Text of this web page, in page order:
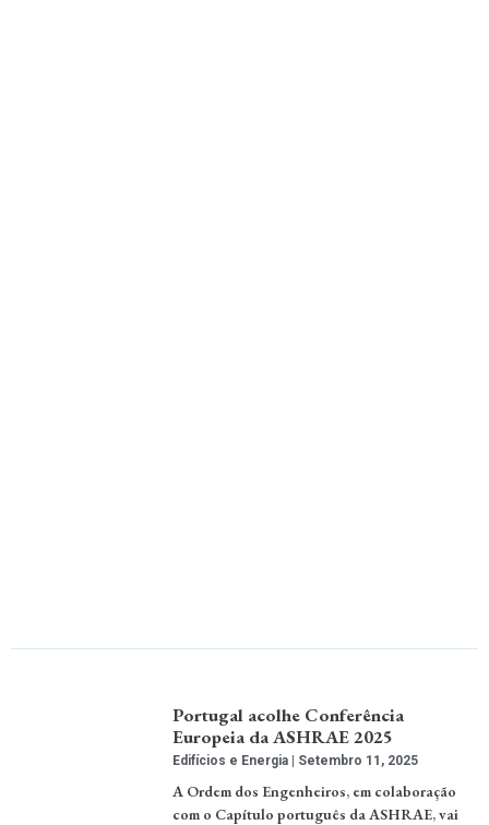
Portugal acolhe Conferência
Europeia da ASHRAE 2025
Edifícios e Energia Setembro 11, 2025
A Ordem dos Engenheiros, em colaboração
com o Capítulo português da ASHRAE, vai